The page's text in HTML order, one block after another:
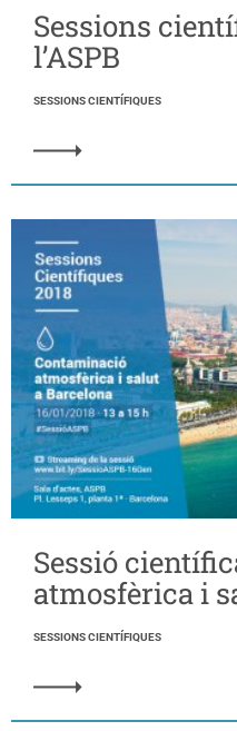
Sessions
l’ASPB
SESSIONS CIENTÍFIQUES
Sessió
atmosfèrica i
SESSIONS CIENTÍFIQUES